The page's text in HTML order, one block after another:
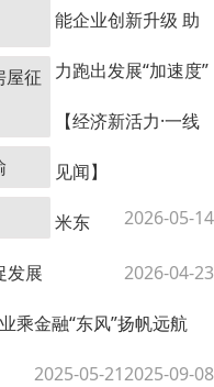
屋征
能企业创新升级 助
力跑出发展“加速度”
2026-05-14
【经济新活力·一线
见闻】
米东
发展 2026-04-23
乘金融“东风”扬帆远航
2025-09-08
2025-05-21